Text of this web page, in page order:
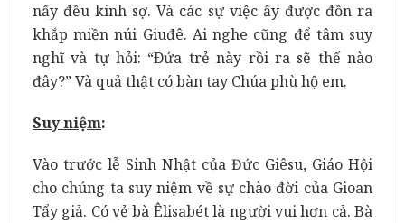
nấy đều kinh sợ. Và các sự việc ấy được đồn ra
khắp miền núi Giuđê. Ai nghe cũng để tâm suy
nghĩ và tự hỏi: “Ðứa trẻ này rồi ra sẽ thế nào
đây?” Và quả thật có bàn tay Chúa phù hộ em.
Suy niệm:
Vào trước lễ Sinh Nhật của Đức Giêsu, Giáo Hội
cho chúng ta suy niệm về sự chào đời của Gioan
Tẩy giả. Có vẻ bà Êlisabét là người vui hơn cả. Bà